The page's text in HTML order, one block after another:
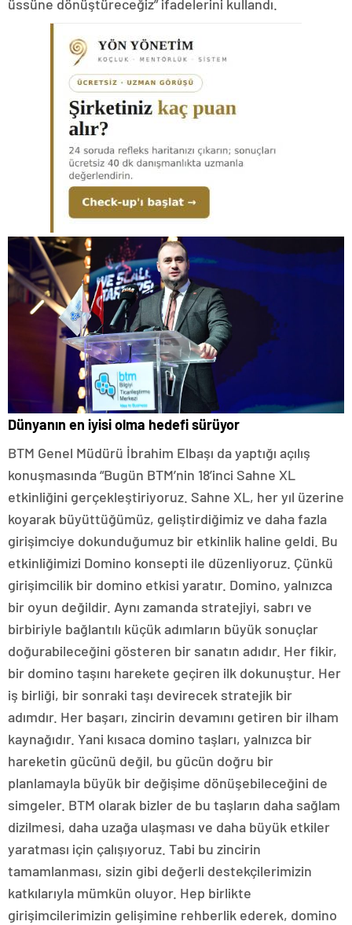
üssüne dönüştüreceğiz” ifadelerini kullandı.
Dünyanın en iyisi olma hedefi sürüyor
BTM Genel Müdürü İbrahim Elbaşı da yaptığı açılış
konuşmasında “Bugün BTM’nin 18’inci Sahne XL
etkinliğini gerçekleştiriyoruz. Sahne XL, her yıl üzerine
koyarak büyüttüğümüz, geliştirdiğimiz ve daha fazla
girişimciye dokunduğumuz bir etkinlik haline geldi. Bu
etkinliğimizi Domino konsepti ile düzenliyoruz. Çünkü
girişimcilik bir domino etkisi yaratır. Domino, yalnızca
bir oyun değildir. Aynı zamanda stratejiyi, sabrı ve
birbiriyle bağlantılı küçük adımların büyük sonuçlar
doğurabileceğini gösteren bir sanatın adıdır. Her fikir,
bir domino taşını harekete geçiren ilk dokunuştur. Her
iş birliği, bir sonraki taşı devirecek stratejik bir
adımdır. Her başarı, zincirin devamını getiren bir ilham
kaynağıdır. Yani kısaca domino taşları, yalnızca bir
hareketin gücünü değil, bu gücün doğru bir
planlamayla büyük bir değişime dönüşebileceğini de
simgeler. BTM olarak bizler de bu taşların daha sağlam
dizilmesi, daha uzağa ulaşması ve daha büyük etkiler
yaratması için çalışıyoruz. Tabi bu zincirin
tamamlanması, sizin gibi değerli destekçilerimizin
katkılarıyla mümkün oluyor. Hep birlikte
girişimcilerimizin gelişimine rehberlik ederek, domino